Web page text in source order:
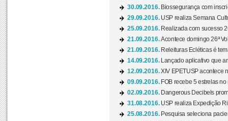
30.09.2016. Biossegurança com
29.09.2016. USP realiza Semana
25.09.2016. Realizada com sucesso
21.09.2016.Acontece domingo 26ª
21.09.2016. Releituras Ecléticas é
14.09.2016.
Lançado aplicativo que
12.09.2016.XIV EPETUSP acontece
09.09.2016. FOB recebe 5 estrelas
02.09.2016. Dangerous Decibels
31.08.2016. USP realiza Expedição
25.08.2016. Pesquisa seleciona